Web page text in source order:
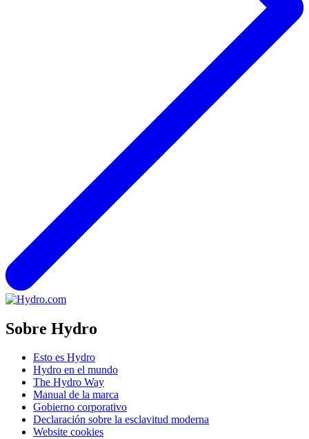
Sobre Hydro
Esto es Hydro
Hydro en el mundo
The Hydro Way
Manual de la marca
Gobierno corporativo
Declaración sobre la esclavitud moderna
Website cookies